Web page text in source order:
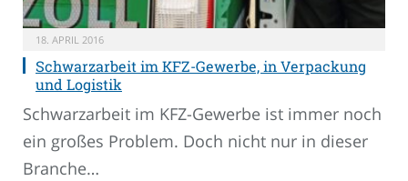
18. APRIL 2016
Schwarzarbeit im KFZ-Gewerbe, in Verpackung
und Logistik
Schwarzarbeit im KFZ-Gewerbe ist immer noch
ein großes Problem. Doch nicht nur in dieser
Branche…